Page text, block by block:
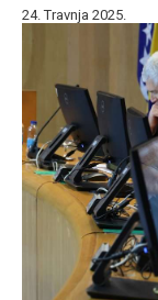
24. Travnja 2025.